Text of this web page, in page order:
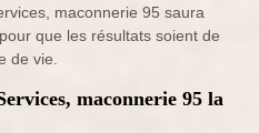
maconnerie 95 saura
que les résultats soient de
de vie.
maconnerie 95 la